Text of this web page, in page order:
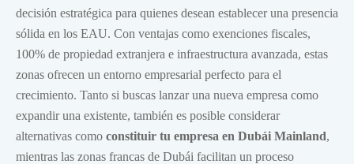
decisión estratégica para quienes desean establecer una presencia
sólida en los EAU. Con ventajas como exenciones fiscales,
100% de propiedad extranjera e infraestructura avanzada, estas
zonas ofrecen un entorno empresarial perfecto para el
crecimiento. Tanto si buscas lanzar una nueva empresa como
expandir una existente, también es posible considerar
alternativas como constituir tu empresa en Dubái Mainland,
mientras las zonas francas de Dubái facilitan un proceso